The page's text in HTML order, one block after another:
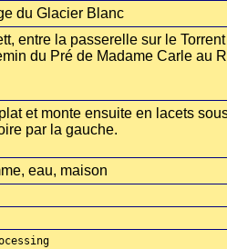
du Glacier Blanc
entre la passerelle sur le
du Pré de Madame Carle au
et monte ensuite en lacets
par la gauche.
eau, maison